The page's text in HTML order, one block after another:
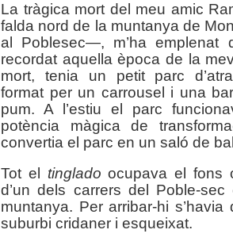
La tràgica mort del meu amic
falda nord de la muntanya de
al Poblesec—, m’ha emplenat
recordat aquella època de la
mort, tenia un petit parc
format per un carrousel i una
pum. A l’estiu el parc
potència màgica de
convertia el parc en un saló de
Tot el tinglado ocupava el fons
d’un dels carrers del Poble-sec
muntanya. Per arribar-hi
suburbi cridaner i esqueixat.